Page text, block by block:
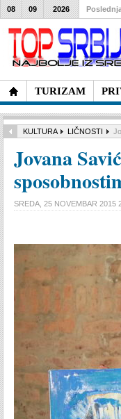
TURIZAM
08 09 2026
KULTURA LIČNOSTI
Jovana
SREDA, 25 NOVEMBAR 2015